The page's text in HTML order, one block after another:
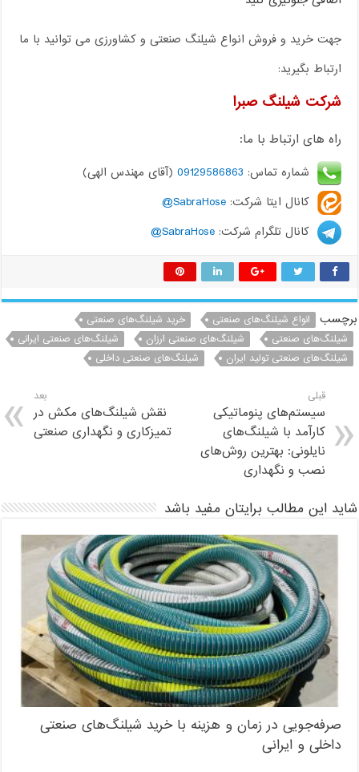
جهت خرید و فروش انواع شیلنگ صنعتی و کشاورزی می توانید با ما
ارتباط بگیرید:
شرکت شیلنگ صبرا
راه های ارتباط با ما:
شماره تماس: 09129586863 (آقای مهندس الهی)
کانال ایتا شرکت:SabraHose@
کانال تلگرام شرکت:SabraHose@
برچسب انواع شیلنگ‌های صنعتی
خرید شیلنگ‌های صنعتی
شیلنگ‌های صنعتی
شیلنگ‌های صنعتی ارزان
شیلنگ‌های صنعتی ایرانی
شیلنگ‌های صنعتی تولید ایران
شیلنگ‌های صنعتی داخلی
قبلی
سیستم‌های پنوماتیکی
کارآمد با شیلنگ‌های
نایلونی: بهترین روش‌های
نصب و نگهداری
بعد
نقش شیلنگ‌های مکش در
تمیزکاری و نگهداری صنعتی
شاید این مطالب برایتان مفید باشد
صرفه‌جویی در زمان و هزینه با خرید شیلنگ‌های صنعتی
داخلی و ایرانی